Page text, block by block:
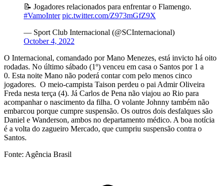
📝 Jogadores relacionados para enfrentar o Flamengo.
#VamoInter pic.twitter.com/Z973mGfZ9X
— Sport Club Internacional (@SCInternacional)
October 4, 2022
O Internacional, comandado por Mano Menezes, está invicto há oito
rodadas. No último sábado (1º) venceu em casa o Santos por 1 a
0. Esta noite Mano não poderá contar com pelo menos cinco
jogadores. O meio-campista Taison perdeu o pai Admir Oliveira
Freda nesta terça (4). Já Carlos de Pena não viajou ao Rio para
acompanhar o nascimento da filha. O volante Johnny também não
embarcou porque cumpre suspensão. Os outros dois desfalques são
Daniel e Wanderson, ambos no departamento médico. A boa notícia
é a volta do zagueiro Mercado, que cumpriu suspensão contra o
Santos.
Fonte: Agência Brasil